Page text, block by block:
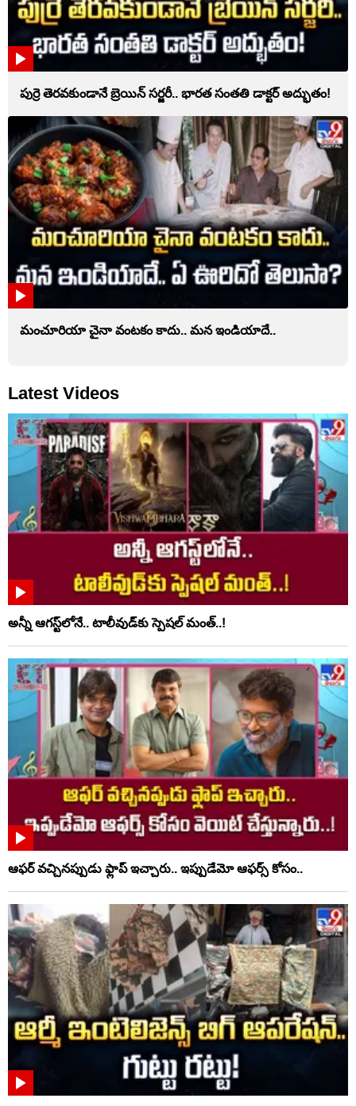
పుర్రె తెరవకుండానే బ్రెయిన్ సర్జరీ.. భారత సంతతి డాక్టర్ అద్భుతం!
మంచూరియా చైనా వంటకం కాదు.. మన ఇండియాదే..
Latest Videos
అన్నీ ఆగస్ట్‌లోనే.. టాలీవుడ్‌కు స్పెషల్ మంత్..!
ఆఫర్ వచ్చినప్పుడు ఫ్లాప్ ఇచ్చారు.. ఇప్పుడేమో ఆఫర్స్ కోసం..